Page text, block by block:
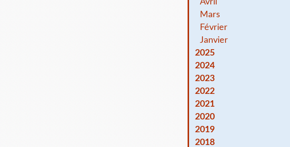
Avril
Mars
Février
Janvier
2025
2024
2023
2022
2021
2020
2019
2018